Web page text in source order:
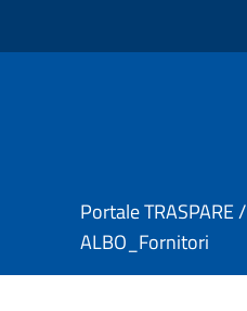
Portale TRASPARE /
ALBO_Fornitori